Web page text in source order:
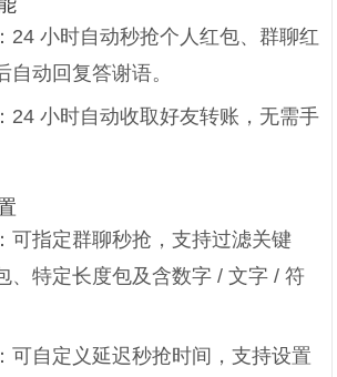
24 小时自动秒抢个人红包、群聊红
自动回复答谢语。
24 小时自动收取好友转账，无需手
可指定群聊秒抢，支持过滤关键
、特定长度包及含数字 / 文字 / 符
可自定义延迟秒抢时间，支持设置